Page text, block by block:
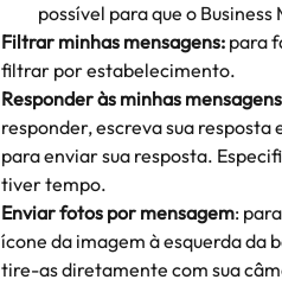
possível para que o
Filtrar minhas mensagens: para
filtrar por estabelecimento.
Responder às minhas mensagens
responder, escreva sua
para enviar sua resposta.
tiver tempo.
Enviar fotos por mensagem:
ícone da imagem à esquerda da
tire-as diretamente com sua